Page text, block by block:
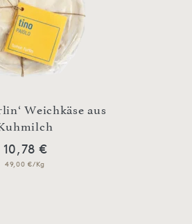
Weichkäse aus
10,78 €
49,00 €/Kg